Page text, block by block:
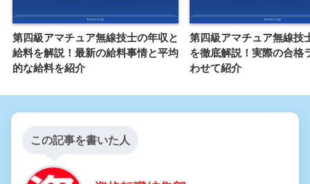
第四級アマチュア無線技士の年収と
給料を解説！最新の給料事情と平均
的な給料を紹介
第四級アマチュア無線技
を徹底解説！実際の合格
わせて紹介
この記事を書いた人